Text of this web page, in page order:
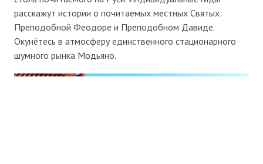
расскажут истории о почитаемых местных Святых:
Преподобной Феодоре и Преподобном Давиде.
Окунётесь в атмосферу единственного стационарного
шумного рынка Модьяно.